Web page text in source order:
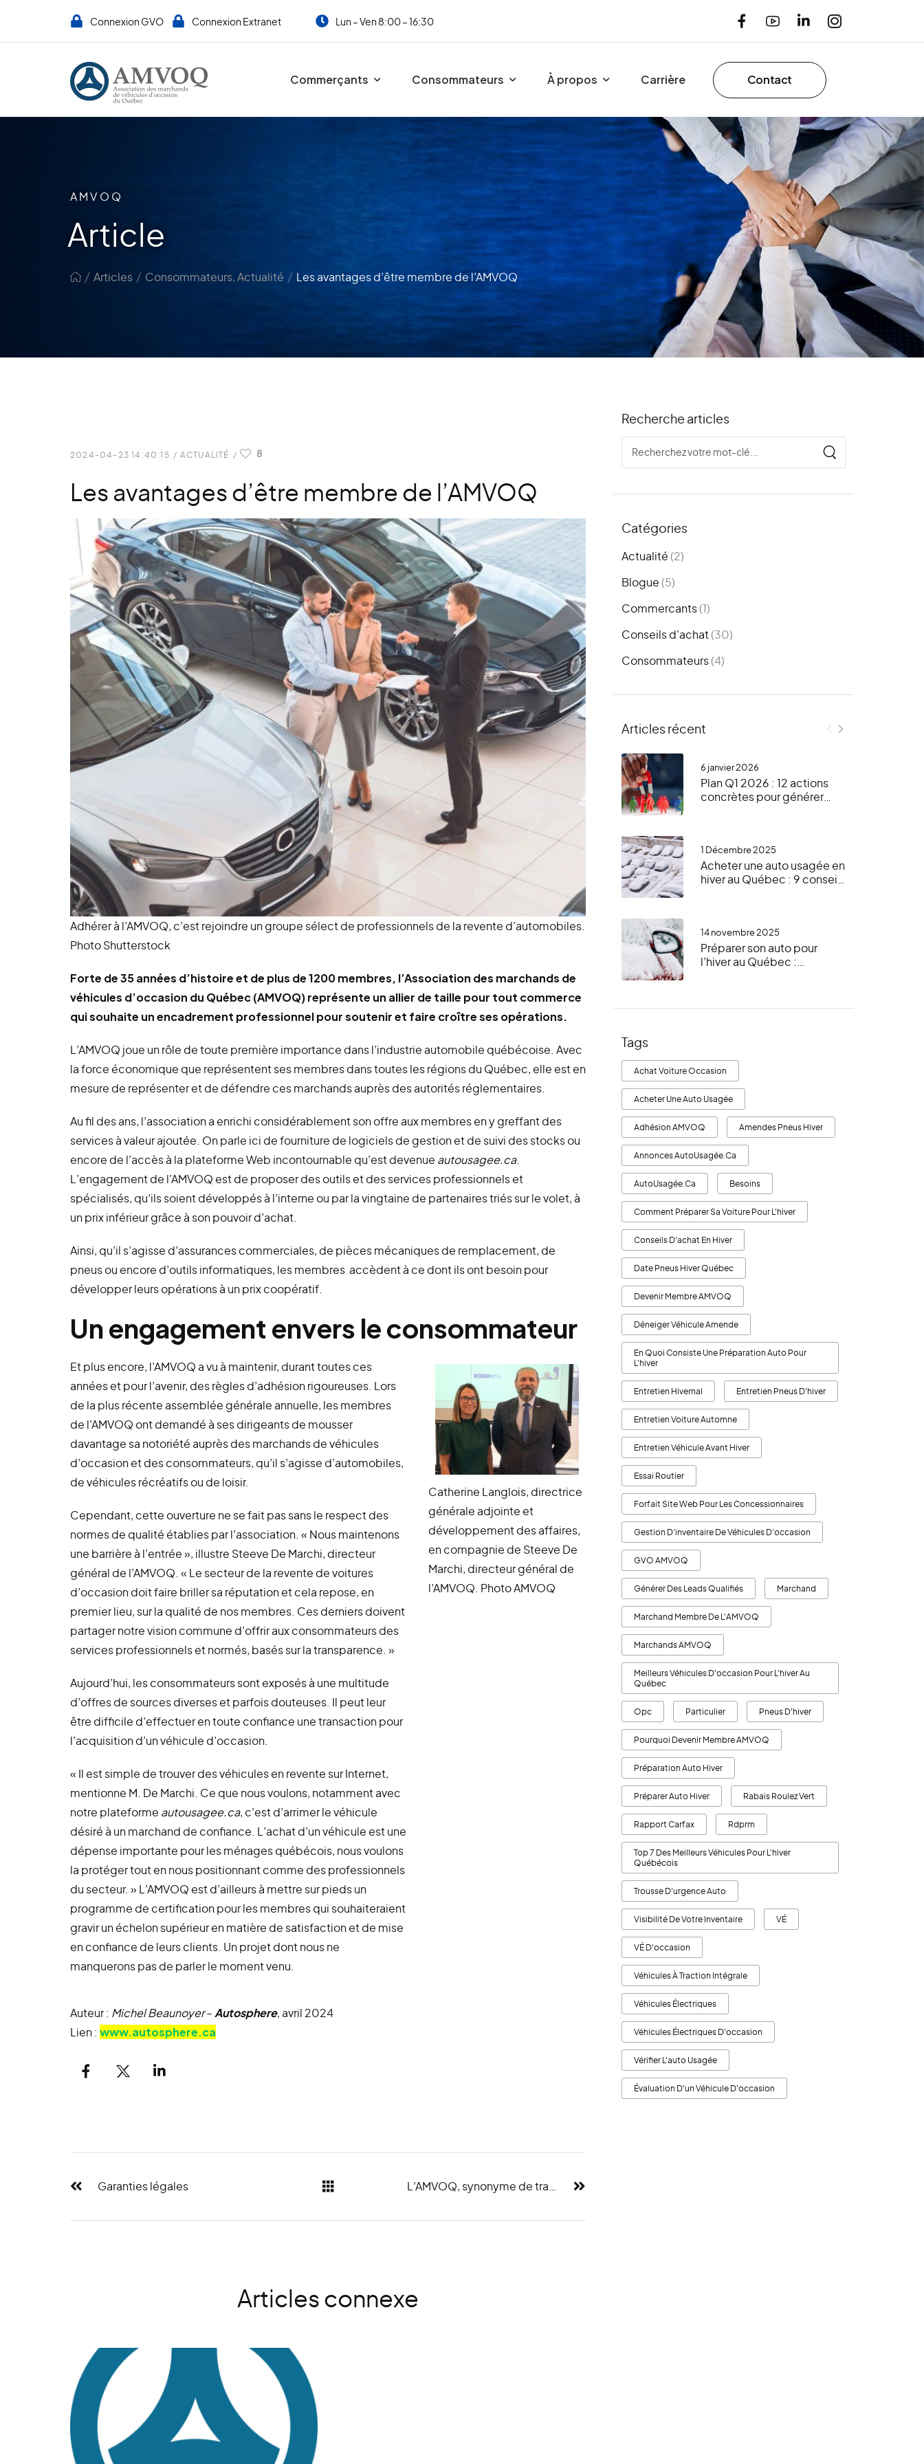
Connexion GVO Connexion Extranet Lun – Ven 8:00 – 16:30
Commerçants Consommateurs À propos Carrière Contact
AMVOQ
Article
/ Articles / Consommateurs,Actualité / Les avantages d’être membre de l’AMVOQ
Recherche articles
Catégories
Actualité(2)
Blogue(5)
Commercants(1)
Conseils d'achat(30)
Consommateurs(4)
Articles récent
6 janvier 2026
Plan Q1 2026 : 12 actions
concrètes pour générer
1 Décembre 2025
Acheter une auto usagée en
hiver au Québec : 9 conseils
14 novembre 2025
Préparer son auto pour
l’hiver au Québec :
Tags
Achat Voiture Occasion
Acheter Une Auto Usagée
Adhésion AMVOQ Amendes Pneus Hiver
Annonces AutoUsagée.ca
AutoUsagée.ca Besoins
Comment Préparer Sa Voiture Pour L'hiver
Conseils D'achat En Hiver
Date Pneus Hiver Québec
Devenir Membre AMVOQ
Déneiger Véhicule Amende
En Quoi Consiste Une Préparation Auto Pour
L'hiver
Entretien Hivernal Entretien Pneus D'hiver
Entretien Voiture Automne
Entretien Véhicule Avant Hiver
Essai Routier
Forfait Site Web Pour Les Concessionnaires
Gestion D’inventaire De Véhicules D’occasion
GVO AMVOQ
Générer Des Leads Qualifiés Marchand
Marchand Membre De L'AMVOQ
Marchands AMVOQ
Meilleurs Véhicules D'occasion Pour L'hiver Au
Québec
Opc Particulier Pneus D'hiver
Pourquoi Devenir Membre AMVOQ
Préparation Auto Hiver
Préparer Auto Hiver Rabais Roulez Vert
Rapport Carfax Rdprm
Top 7 Des Meilleurs Véhicules Pour L'hiver
Québécois
Trousse D’urgence Auto
Visibilité De Votre Inventaire VÉ
VÉ D'occasion
Véhicules À Traction Intégrale
Véhicules Électriques
Véhicules Électriques D'occasion
Vérifier L'auto Usagée
Évaluation D'un Véhicule D'occasion
2024-04-23 14:40:15 / ACTUALITÉ / 8
Les avantages d’être membre de l’AMVOQ
Adhérer à l’AMVOQ, c’est rejoindre un groupe sélect de professionnels de la revente d’automobiles.
Photo Shutterstock
Forte de 35 années d’histoire et de plus de 1200 membres, l’Association des marchands de
véhicules d’occasion du Québec (AMVOQ) représente un allier de taille pour tout commerce
qui souhaite un encadrement professionnel pour soutenir et faire croître ses opérations.
L’AMVOQ joue un rôle de toute première importance dans l’industrie automobile québécoise. Avec
la force économique que représentent ses membres dans toutes les régions du Québec, elle est en
mesure de représenter et de défendre ces marchands auprès des autorités réglementaires.
Au fil des ans, l’association a enrichi considérablement son offre aux membres en y greffant des
services à valeur ajoutée. On parle ici de fourniture de logiciels de gestion et de suivi des stocks ou
encore de l’accès à la plateforme Web incontournable qu’est devenue autousagee.ca.
L’engagement de l’AMVOQ est de proposer des outils et des services professionnels et
spécialisés, qu’ils soient développés à l’interne ou par la vingtaine de partenaires triés sur le volet, à
un prix inférieur grâce à son pouvoir d’achat.
Ainsi, qu’il s’agisse d’assurances commerciales, de pièces mécaniques de remplacement, de
pneus ou encore d’outils informatiques, les membres accèdent à ce dont ils ont besoin pour
développer leurs opérations à un prix coopératif.
Un engagement envers le consommateur
Et plus encore, l’AMVOQ a vu à maintenir, durant toutes ces
années et pour l’avenir, des règles d’adhésion rigoureuses. Lors
de la plus récente assemblée générale annuelle, les membres
de l’AMVOQ ont demandé à ses dirigeants de mousser
davantage sa notoriété auprès des marchands de véhicules
d’occasion et des consommateurs, qu’il s’agisse d’automobiles,
de véhicules récréatifs ou de loisir.
Cependant, cette ouverture ne se fait pas sans le respect des
normes de qualité établies par l’association. « Nous maintenons
une barrière à l’entrée », illustre Steeve De Marchi, directeur
général de l’AMVOQ. « Le secteur de la revente de voitures
d’occasion doit faire briller sa réputation et cela repose, en
premier lieu, sur la qualité de nos membres. Ces derniers doivent
partager notre vision commune d’offrir aux consommateurs des
services professionnels et normés, basés sur la transparence. »
Aujourd’hui, les consommateurs sont exposés à une multitude
d’offres de sources diverses et parfois douteuses. Il peut leur
être difficile d’effectuer en toute confiance une transaction pour
l’acquisition d’un véhicule d’occasion.
« Il est simple de trouver des véhicules en revente sur Internet,
mentionne M. De Marchi. Ce que nous voulons, notamment avec
notre plateforme autousagee.ca, c’est d’arrimer le véhicule
désiré à un marchand de confiance. L’achat d’un véhicule est une
dépense importante pour les ménages québécois, nous voulons
la protéger tout en nous positionnant comme des professionnels
du secteur. » L’AMVOQ est d’ailleurs à mettre sur pieds un
programme de certification pour les membres qui souhaiteraient
gravir un échelon supérieur en matière de satisfaction et de mise
en confiance de leurs clients. Un projet dont nous ne
manquerons pas de parler le moment venu.
Catherine Langlois, directrice
générale adjointe et
développement des affaires,
en compagnie de Steeve De
Marchi, directeur général de
l’AMVOQ. Photo AMVOQ
Auteur : Michel Beaunoyer– Autosphere, avril 2024
Lien : www.autosphere.ca
Garanties légales
Articles connexe